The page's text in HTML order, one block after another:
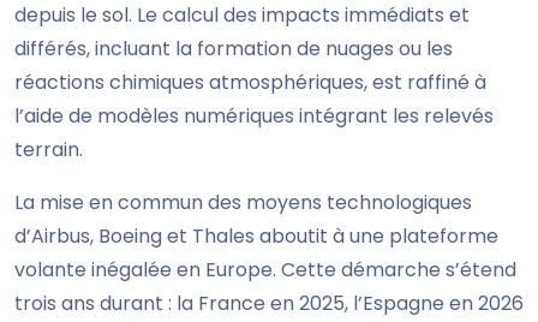
depuis le sol. Le calcul des impacts immédiats et
différés, incluant la formation de nuages ou les
réactions chimiques atmosphériques, est raffiné à
l’aide de modèles numériques intégrant les relevés
terrain.
La mise en commun des moyens technologiques
d’Airbus, Boeing et Thales aboutit à une plateforme
volante inégalée en Europe. Cette démarche s’étend
trois ans durant : la France en 2025, l’Espagne en 2026